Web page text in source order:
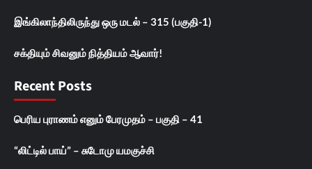
இங்கிலாந்திலிருந்து ஒரு மடல் – 315 (பகுதி-1)
சக்தியும் சிவனும் நித்தியம் ஆவார்!
Recent Posts
பெரிய புராணம் எனும் பேரமுதம் – பகுதி – 41
“லிட்டில் பாய்” – சுடோமு யமகுச்சி